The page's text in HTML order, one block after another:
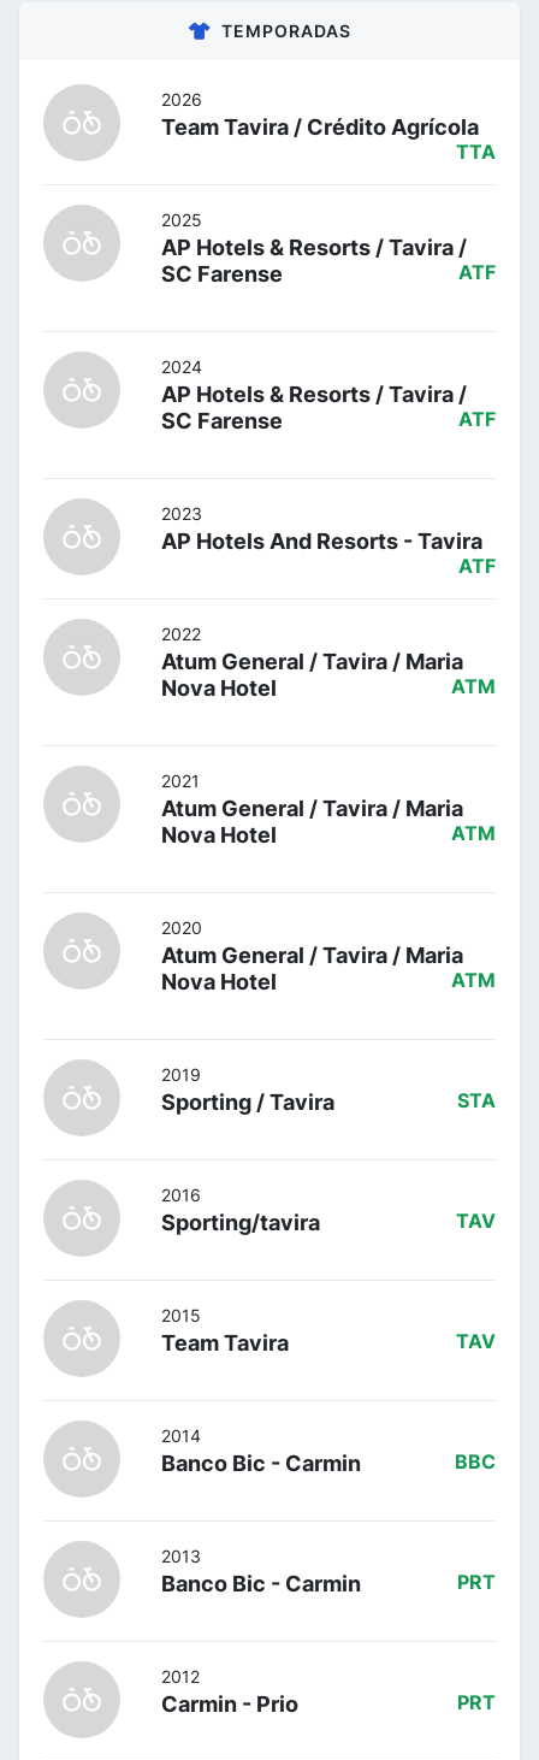
TEMPORADAS
2026
Team Tavira / Crédito Agrícola
TTA
2025
AP Hotels & Resorts / Tavira /
SC Farense
ATF
2024
AP Hotels & Resorts / Tavira /
SC Farense
ATF
2023
AP Hotels And Resorts - Tavira
ATF
2022
Atum General / Tavira / Maria
Nova Hotel
ATM
2021
Atum General / Tavira / Maria
Nova Hotel
ATM
2020
Atum General / Tavira / Maria
Nova Hotel
ATM
2019
Sporting / Tavira STA
2016
Sporting/tavira TAV
2015
Team Tavira TAV
2014
Banco Bic - Carmin BBC
2013
Banco Bic - Carmin PRT
2012
Carmin - Prio PRT